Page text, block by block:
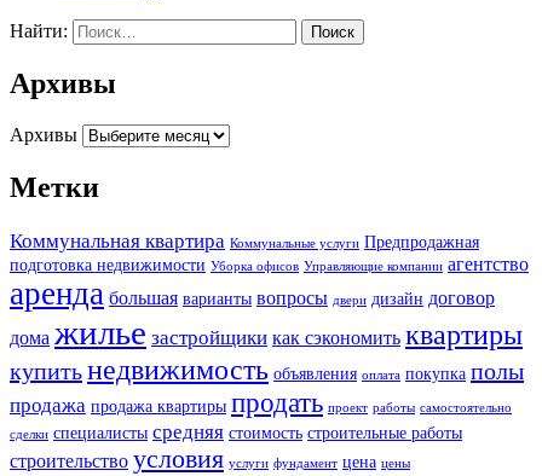
Найти:
Архивы
Архивы
Метки
Коммунальная квартира Коммунальные услуги Предпродажная
подготовка недвижимости Уборка офисов Управляющие компании агентство
аренда большая варианты вопросы двери дизайн договор
дома жилье застройщики как сэкономить квартиры
купитьнедвижимость объявления оплата покупка полы
продажа продажа квартиры продать проект работы самостоятельно
сделки специалисты средняя стоимость строительные работы
строительство условия услуги фундамент цена цены